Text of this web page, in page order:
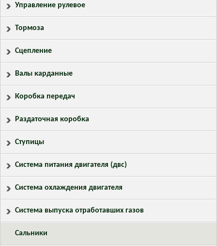
Управление рулевое
Тормоза
Сцепление
Валы карданные
Коробка передач
Раздаточная коробка
Ступицы
Система питания двигателя (двс)
Система охлаждения двигателя
Система выпуска отработавших газов
Сальники